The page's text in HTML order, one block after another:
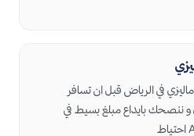
في الرياض قبل ان تسافر
بايداع مبلغ بسيط في